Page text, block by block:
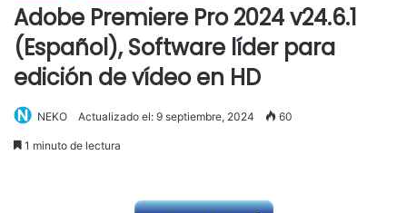
Adobe Premiere Pro 2024 v24.6.1
(Español), Software líder para
edición de vídeo en HD
NEKO Actualizado el: 9 septiembre, 2024 60
1 minuto de lectura